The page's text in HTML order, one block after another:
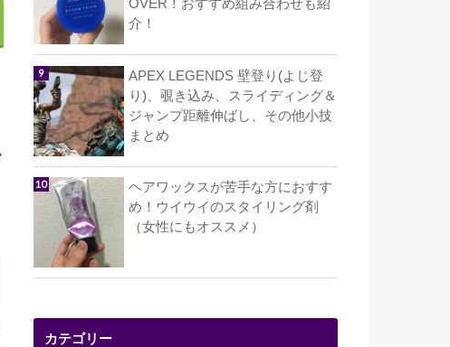
OVER！おすすめ組み合わせも紹
介！
APEX LEGENDS 壁登り(よじ登
り)、覗き込み、スライディング＆
ジャンプ距離伸ばし、その他小技
まとめ
ヘアワックスが苦手な方におすす
め！ウイウイのスタイリング剤
（女性にもオススメ）
カテゴリー